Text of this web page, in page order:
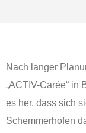
Nach langer
„ACTIV-Carée“ in
es her, dass sich
Schemmerhofen